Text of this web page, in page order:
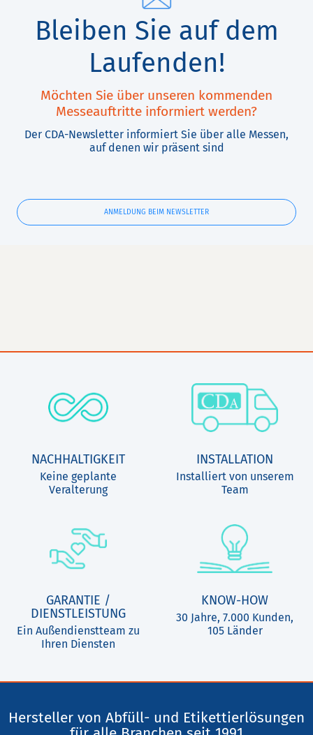
Bleiben Sie auf dem
Laufenden!
Möchten Sie über unseren kommenden
Messeauftritte informiert werden?
Der CDA-Newsletter informiert Sie über alle Messen,
auf denen wir präsent sind
ANMELDUNG BEIM NEWSLETTER
NACHHALTIGKEIT
Keine geplante
Veralterung
INSTALLATION
Installiert von unserem
Team
GARANTIE /
DIENSTLEISTUNG
Ein Außendienstteam zu
Ihren Diensten
KNOW-HOW
30 Jahre, 7.000 Kunden,
105 Länder
Hersteller von Abfüll- und Etikettierlösungen